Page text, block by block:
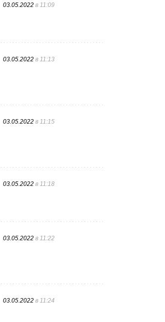
03.05.2022 в 11:09
03.05.2022 в 11:13
03.05.2022 в 11:15
03.05.2022 в 11:18
03.05.2022 в 11:22
03.05.2022 в 11:24